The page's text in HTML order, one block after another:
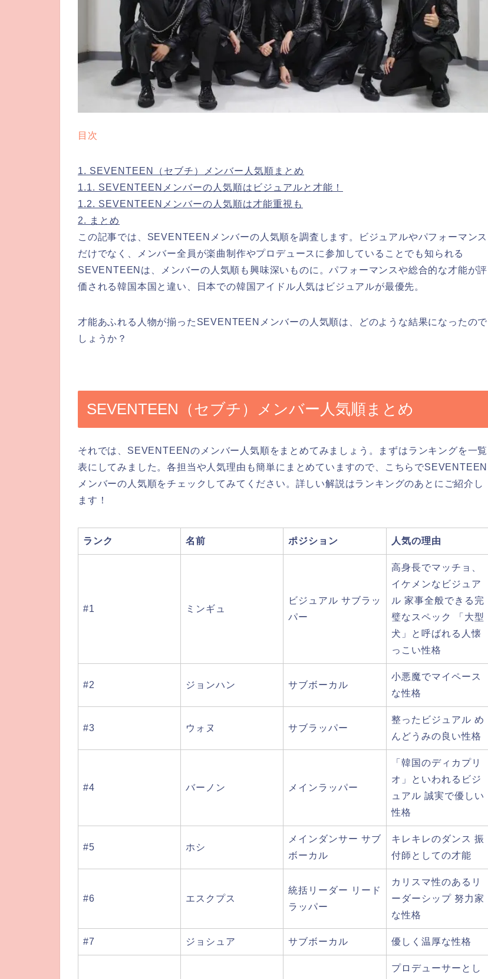
目次
1. SEVENTEEN（セブチ）メンバー人気順まとめ
1.1. SEVENTEENメンバーの人気順はビジュアルと才能！
1.2. SEVENTEENメンバーの人気順は才能重視も
2. まとめ
この記事では、SEVENTEENメンバーの人気順を調査します。ビジュアルやパフォーマンス
だけでなく、メンバー全員が楽曲制作やプロデュースに参加していることでも知られる
SEVENTEENは、メンバーの人気順も興味深いものに。パフォーマンスや総合的な才能が評
価される韓国本国と違い、日本での韓国アイドル人気はビジュアルが最優先。
才能あふれる人物が揃ったSEVENTEENメンバーの人気順は、どのような結果になったので
しょうか？
SEVENTEEN（セブチ）メンバー人気順まとめ
それでは、SEVENTEENのメンバー人気順をまとめてみましょう。まずはランキングを一覧
表にしてみました。各担当や人気理由も簡単にまとめていますので、こちらでSEVENTEEN
メンバーの人気順をチェックしてみてください。詳しい解説はランキングのあとにご紹介し
ます！
ランク 名前 ポジション 人気の理由
#1 ミンギュ
ビジュアル サブラッ
パー
高身長でマッチョ、
イケメンなビジュア
ル 家事全般できる完
璧なスペック 「大型
犬」と呼ばれる人懐
っこい性格
#2 ジョンハン サブボーカル
小悪魔でマイペース
な性格
#3 ウォヌ サブラッパー
整ったビジュアル め
んどうみの良い性格
#4 バーノン メインラッパー
「韓国のディカプリ
オ」といわれるビジ
ュアル 誠実で優しい
性格
#5 ホシ
メインダンサー サブ
ボーカル
キレキレのダンス 振
付師としての才能
#6 エスクプス
統括リーダー リード
ラッパー
カリスマ性のあるリ
ーダーシップ 努力家
な性格
#7 ジョシュア サブボーカル 優しく温厚な性格
プロデューサーとし